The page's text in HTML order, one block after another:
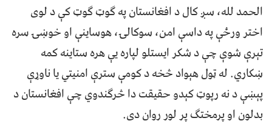
الحمد لله، سږ کال د افغانستان په ګوټ ګوټ کې د لوی
اختر ورځې په داسې امن، سوکالۍ، هوساینې او خوښۍ سره
تېرې شوې چې د شکر ایستلو لپاره یې هره ستاینه کمه
ښکاري. له ټول هېواد څخه د کومې سترې امنیتي یا ناوړې
پېښې د نه رپوټ کېدو حقیقت دا څرګندوي چې افغانستان د
بدلون او پرمختګ پر لور روان دی.